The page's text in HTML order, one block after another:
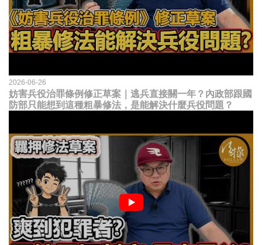
2026-06-26
妨害兵役治罪條例修正草案｜逃兵直接關一年？內政部跟國
防部只能想到這種粗暴修法，是能解決什麼兵役問題？